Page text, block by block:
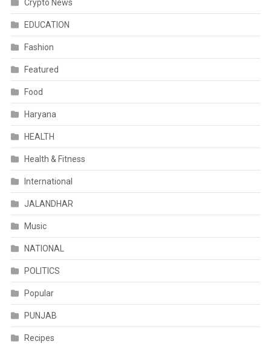
Crypto News
EDUCATION
Fashion
Featured
Food
Haryana
HEALTH
Health & Fitness
International
JALANDHAR
Music
NATIONAL
POLITICS
Popular
PUNJAB
Recipes